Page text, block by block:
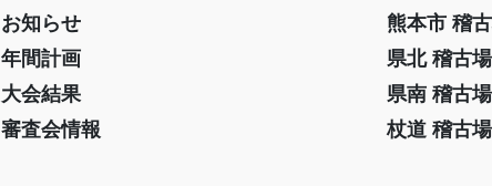
お知らせ
年間計画
大会結果
審査会情報
熊本市 稽
県北 稽古
県南 稽古
杖道 稽古